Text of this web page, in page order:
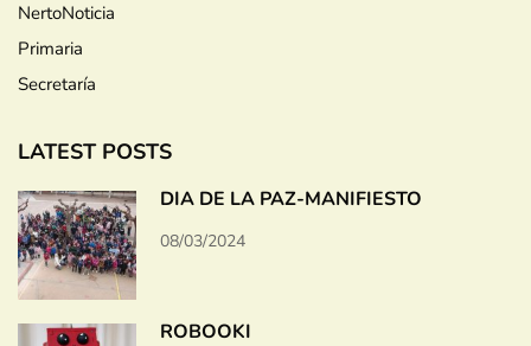
NertoNoticia
Primaria
Secretaría
LATEST POSTS
DÍA DE LA PAZ-MANIFIESTO
08/03/2024
ROBOOKI